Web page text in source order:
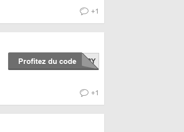
+1
Profitez du code
+1